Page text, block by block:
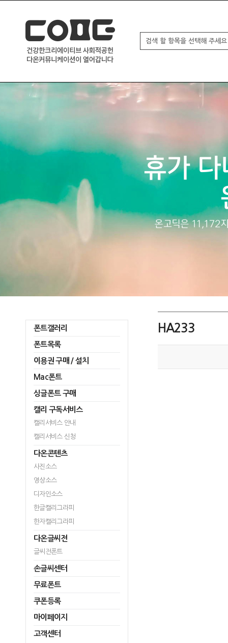
폰트갤러리
폰트목록
이용권 구매 / 설치
Mac폰트
싱글폰트 구매
캘리 구독서비스
캘리서비스 안내
캘리서비스 신청
다온콘텐츠
사진소스
영상소스
디자인소스
한글캘리그라피
한자캘리그라피
다온글씨전
글씨전폰트
손글씨센터
무료폰트
쿠폰등록
마이페이지
고객센터
HA233